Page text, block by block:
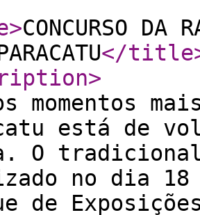
>CONCURSO DA
</title
>
momentos
está de
O tradicional
no dia 18
de